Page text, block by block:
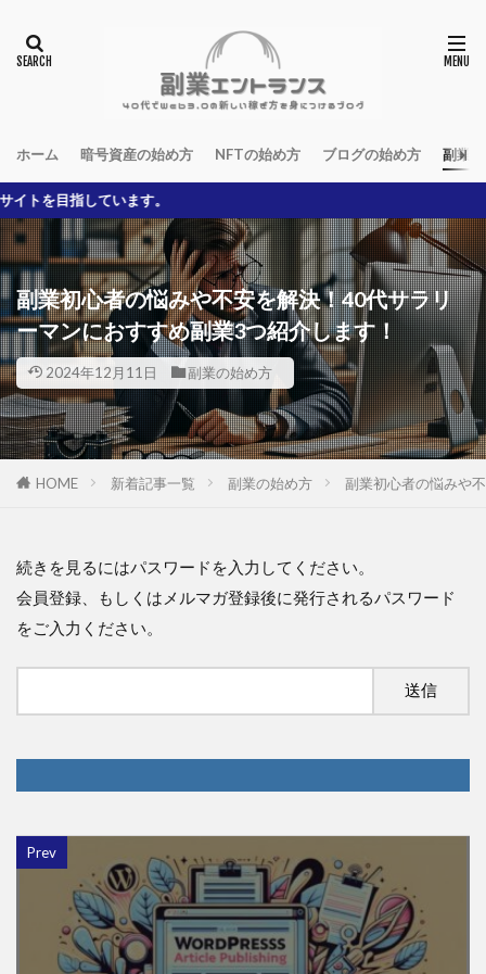
ホーム 暗号資産の始め方 NFTの始め方 ブログの始め方 副業
ます。
副業初心者の悩みや不安を解決！40代サラリ
ーマンにおすすめ副業3つ紹介します！
2024年12月11日 副業の始め方
HOME 新着記事一覧 副業の始め方 副業初心者の悩みや
続きを見るにはパスワードを入力してください。
会員登録、もしくはメルマガ登録後に発行されるパスワード
をご入力ください。
Prev